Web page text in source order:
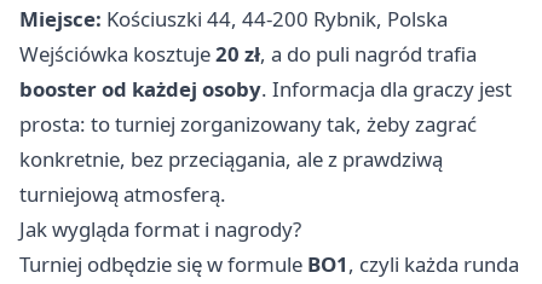
Miejsce: Kościuszki 44, 44-200 Rybnik, Polska
Wejściówka kosztuje20 zł, a do puli nagród trafia
booster od każdej osoby. Informacja dla graczy jest
prosta: to turniej zorganizowany tak, żeby zagrać
konkretnie, bez przeciągania, ale z prawdziwą
turniejową atmosferą.
Jak wygląda format i nagrody?
Turniej odbędzie się w formule BO1, czyli każda runda